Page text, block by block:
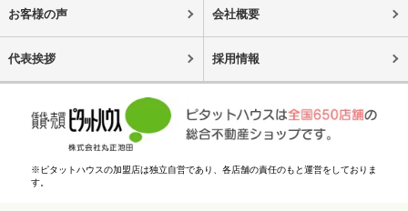
お客様の声 会社概要
代表挨拶 採用情報
※ピタットハウスの加盟店は独立自営であり、各店舗の責任のもと運営をしておりま
す。